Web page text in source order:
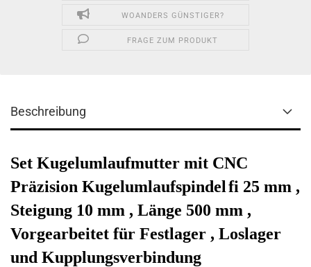
WOANDERS GÜNSTIGER?
FRAGE ZUM PRODUKT
Beschreibung
Set Kugelumlaufmutter mit CNC
Präzision Kugelumlaufspindelfi 25 mm ,
Steigung 10 mm , Länge 500 mm ,
Vorgearbeitet für Festlager , Loslager
und Kupplungsverbindung